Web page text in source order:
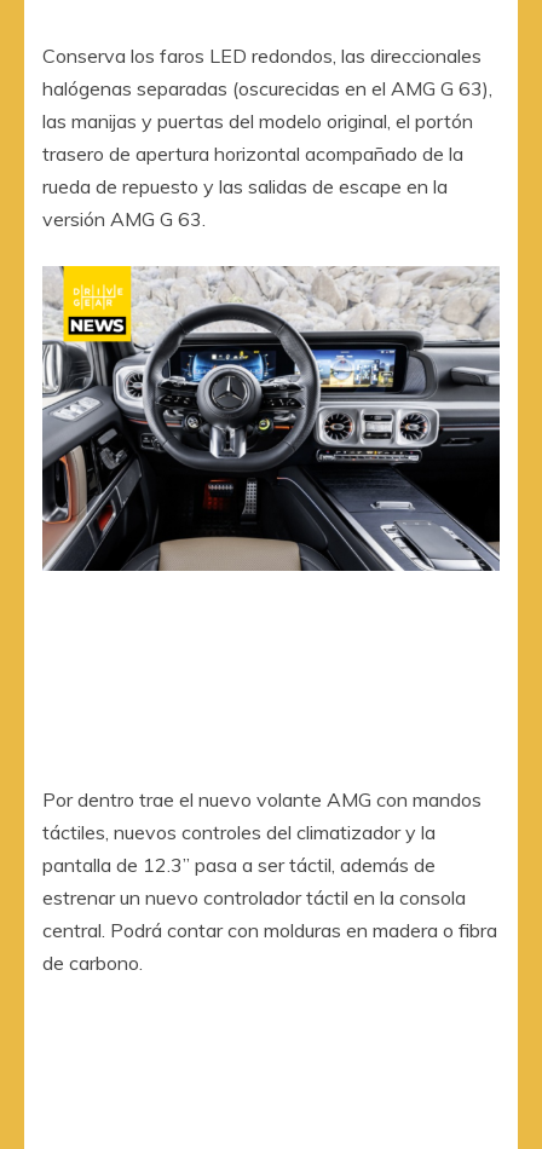
Conserva los faros LED redondos, las direccionales
halógenas separadas (oscurecidas en el AMG G 63),
las manijas y puertas del modelo original, el portón
trasero de apertura horizontal acompañado de la
rueda de repuesto y las salidas de escape en la
versión AMG G 63.
Por dentro trae el nuevo volante AMG con mandos
táctiles, nuevos controles del climatizador y la
pantalla de 12.3” pasa a ser táctil, además de
estrenar un nuevo controlador táctil en la consola
central. Podrá contar con molduras en madera o fibra
de carbono.